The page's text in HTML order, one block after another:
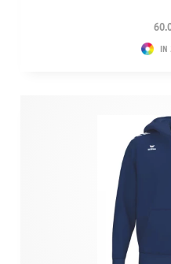
IN